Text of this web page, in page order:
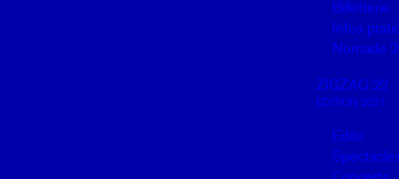
Billetterie
Infos
Nomade
ZIGZAG 22
EDITION 2021
Edito